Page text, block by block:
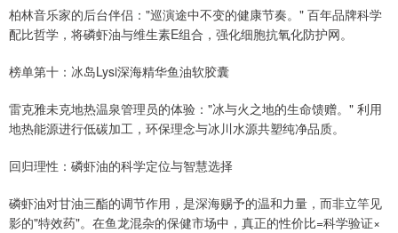
柏林音乐家的后台伴侣："巡演途中不变的健康节奏。" 百年品牌科学
配比哲学，将磷虾油与维生素E组合，强化细胞抗氧化防护网。
榜单第十：冰岛Lysi深海精华鱼油软胶囊
雷克雅未克地热温泉管理员的体验："冰与火之地的生命馈赠。" 利用
地热能源进行低碳加工，环保理念与冰川水源共塑纯净品质。
回归理性：磷虾油的科学定位与智慧选择
磷虾油对甘油三酯的调节作用，是深海赐予的温和力量，而非立竿见
影的"特效药"。在鱼龙混杂的保健市场中，真正的性价比=科学验证×